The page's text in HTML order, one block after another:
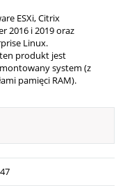
ESXi, Citrix
2016 i 2019 oraz
Linux.
produkt jest
system (z
pamięci RAM).